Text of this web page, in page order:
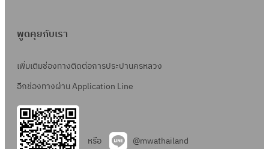
พูดคุยกับเรา
เพิ่มเติมช่องทางติดต่อการประปานครหลวง
อีกช่องทางผ่าน Application Line
หรือ @mwathailand